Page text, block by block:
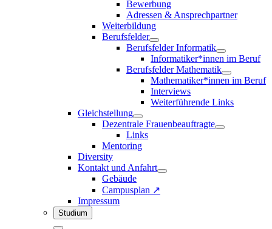
Bewerbung
Adressen & Ansprechpartner
Weiterbildung
Berufsfelder
Berufsfelder Informatik
Informatiker*innen im Beruf
Berufsfelder Mathematik
Mathematiker*innen im Beruf
Interviews
Weiterführende Links
Gleichstellung
Dezentrale Frauenbeauftragte
Links
Mentoring
Diversity
Kontakt und Anfahrt
Gebäude
Campusplan ↗
Impressum
Studium